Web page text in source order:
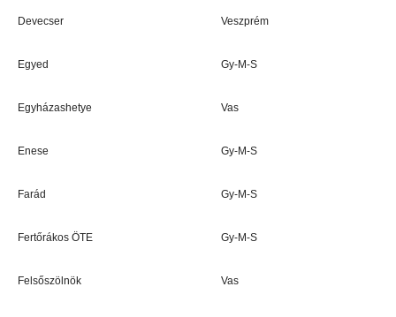
Devecser Veszprém
Egyed Gy-M-S
Egyházashetye Vas
Enese Gy-M-S
Farád Gy-M-S
Fertőrákos ÖTE Gy-M-S
Felsőszölnök Vas